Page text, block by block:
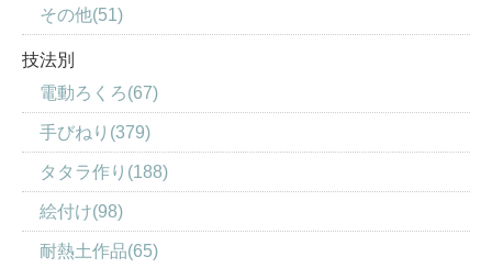
その他(51)
技法別
電動ろくろ(67)
手びねり(379)
タタラ作り(188)
絵付け(98)
耐熱土作品(65)